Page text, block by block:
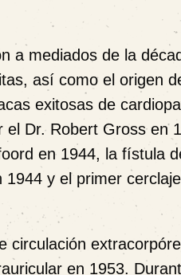
a mediados de la
así como el origen
exitosas de
Dr. Robert Gross en
en 1944, la fístula
y el primer
circulación
en 1953.